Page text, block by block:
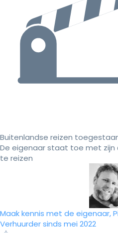
Buitenlandse reizen
De eigenaar staat toe met
te reizen
Maak kennis met de eigenaar,
Verhuurder sinds mei 2022